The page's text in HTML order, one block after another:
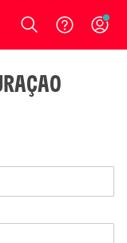
Login